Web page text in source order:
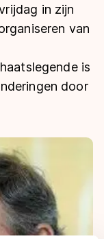
in zijn
van
is
door